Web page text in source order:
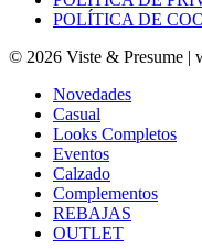
POLÍTICA DE
© 2026 Viste & Presume |
Novedades
Casual
Looks Completos
Eventos
Calzado
Complementos
REBAJAS
OUTLET